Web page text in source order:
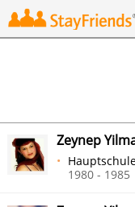
Zeynep
1980 - 1985